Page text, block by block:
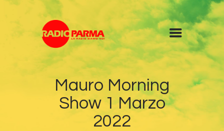
Mauro Morning
Show 1 Marzo
2022
Home
Radio
Diretta